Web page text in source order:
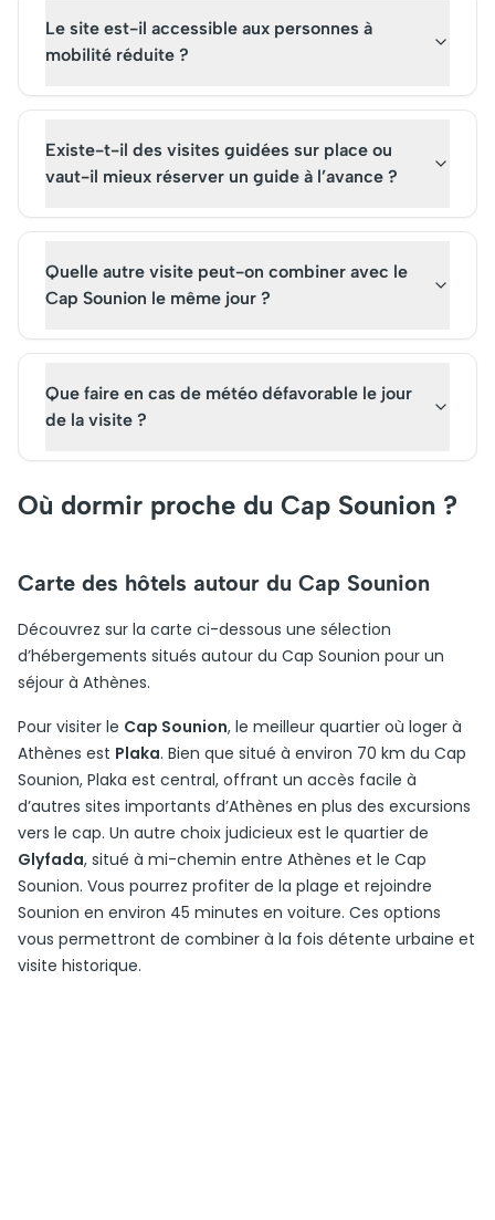
Le site est-il accessible aux personnes à
mobilité réduite ?
Existe-t-il des visites guidées sur place ou
vaut-il mieux réserver un guide à l’avance ?
Quelle autre visite peut-on combiner avec le
Cap Sounion le même jour ?
Que faire en cas de météo défavorable le jour
de la visite ?
Où dormir proche du Cap Sounion ?
Carte des hôtels autour du Cap Sounion
Découvrez sur la carte ci-dessous une sélection
d’hébergements situés autour du Cap Sounion pour un
séjour à Athènes.
Pour visiter le Cap Sounion, le meilleur quartier où loger à
Athènes est Plaka. Bien que situé à environ 70 km du Cap
Sounion, Plaka est central, offrant un accès facile à
d’autres sites importants d’Athènes en plus des excursions
vers le cap. Un autre choix judicieux est le quartier de
Glyfada, situé à mi-chemin entre Athènes et le Cap
Sounion. Vous pourrez profiter de la plage et rejoindre
Sounion en environ 45 minutes en voiture. Ces options
vous permettront de combiner à la fois détente urbaine et
visite historique.